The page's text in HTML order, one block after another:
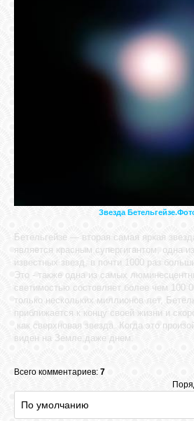
Звезда
Бетельгейзе — вторая самая яркая
является красным супергигантом, одна
известных звезд, в почти 1000 раз
Это - также одна из самых
светимостью состовляет более чем 100
только нескольких миллионов лет,
приближается к концу своей жизни и
,как сверхновая звезда. Когда это
виден на Земле,даже днем.
Всего комментариев: 7